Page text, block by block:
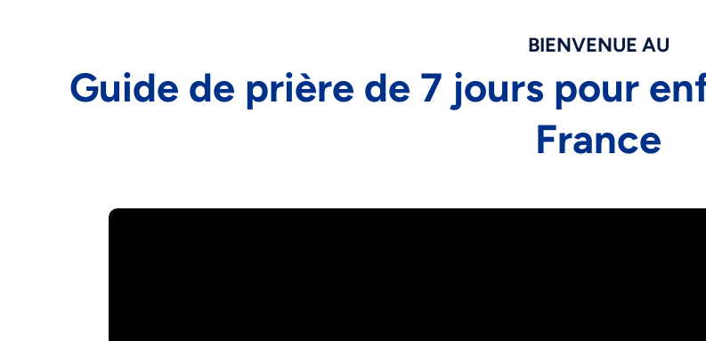
BIENVENUE AU
Guide de prière de 7 jours pour
France